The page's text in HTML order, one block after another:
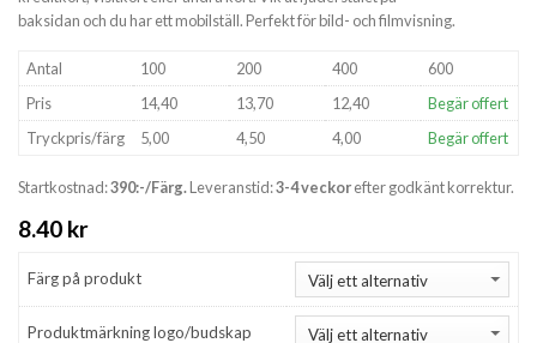
baksidan och du har ett mobilställ. Perfekt för bild- och filmvisning.
Antal 100 200 400
600
Pris
14,40 13,70 12,40
Begär offert
Tryckpris/färg
5,00 4,50 4,00 Begär offert
Startkostnad:390:-/Färg.Leveranstid:3-4 veckorefter godkänt korrektur.
8.40 kr
Färg på produkt
Produktmärkning logo/budskap